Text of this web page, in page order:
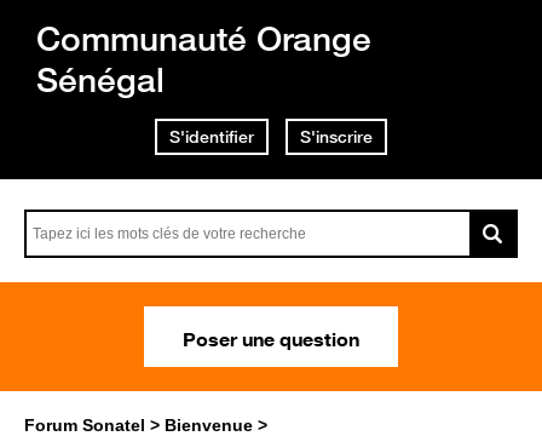
Communauté Orange
Sénégal
S'identifier S'inscrire
Poser une question
Forum Sonatel
Bienvenue